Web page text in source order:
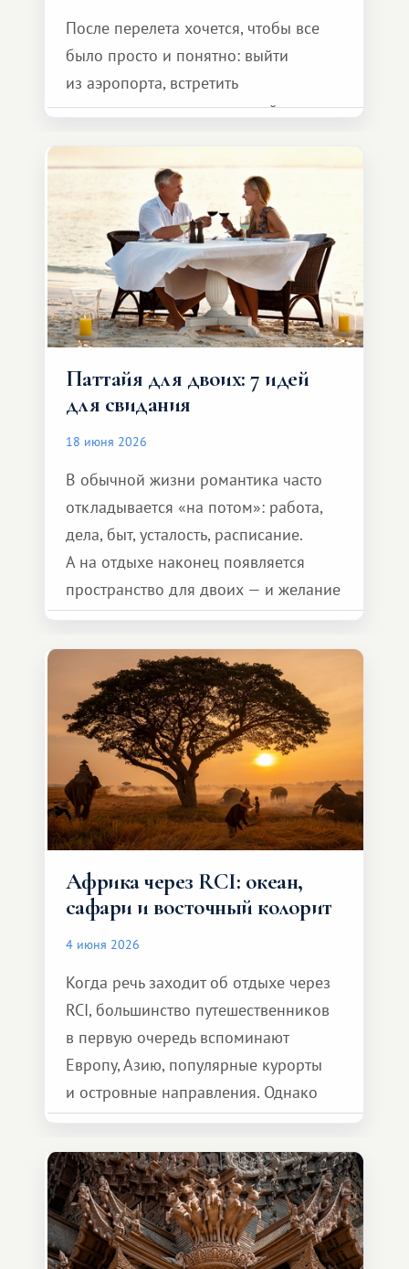
После перелета хочется, чтобы все
было просто и понятно: выйти
из аэропорта, встретить
представителя транспортной
и спокойно доехать до курорта.
Паттайя для двоих: 7 идей
для свидания
18 июня 2026
В обычной жизни романтика часто
откладывается «на потом»: работа,
дела, быт, усталость, расписание.
А на отдыхе наконец появляется
пространство для двоих — и желание
сделать для близкого человека что-то
особенное. Не обязательно
масштабное, но тёплое
и запоминающееся :)
Африка через RCI: океан,
сафари и восточный колорит
4 июня 2026
Когда речь заходит об отдыхе через
RCI, большинство путешественников
в первую очередь вспоминают
Европу, Азию, популярные курорты
и островные направления. Однако
возможности обменной системы
значительно шире. Среди них есть
и Африка — континент, который
способен подарить совершенно иной
формат путешествия.